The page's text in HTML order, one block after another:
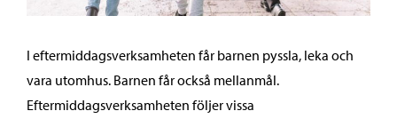
I eftermiddagsverksamheten får barnen pyssla, leka och
vara utomhus. Barnen får också mellanmål.
Eftermiddagsverksamheten följer vissa